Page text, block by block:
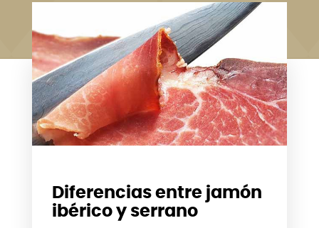
Diferencias entre jamón
ibérico y serrano